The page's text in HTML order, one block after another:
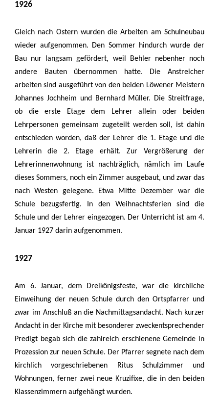
1926
Gleich nach Ostern wurden die Arbeiten am Schulneubau
wieder aufgenommen. Den Sommer hindurch wurde der
Bau nur langsam gefördert, weil Behler nebenher noch
andere Bauten übernommen hatte. Die Anstreicher
arbeiten sind ausgeführt von den beiden Löwener Meistern
Johannes Jochheim und Bernhard Müller. Die Streitfrage,
ob die erste Etage dem Lehrer allein oder beiden
Lehrpersonen gemeinsam zugeteilt werden soll, ist dahin
entschieden worden, daß der Lehrer die 1. Etage und die
Lehrerin die 2. Etage erhält. Zur Vergrößerung der
Lehrerinnenwohnung ist nachträglich, nämlich im Laufe
dieses Sommers, noch ein Zimmer ausgebaut, und zwar das
nach Westen gelegene. Etwa Mitte Dezember war die
Schule bezugsfertig. In den Weihnachtsferien sind die
Schule und der Lehrer eingezogen. Der Unterricht ist am 4.
Januar 1927 darin aufgenommen.
1927
Am 6. Januar, dem Dreikönigsfeste, war die kirchliche
Einweihung der neuen Schule durch den Ortspfarrer und
zwar im Anschluß an die Nachmittagsandacht. Nach kurzer
Andacht in der Kirche mit besonderer zweckentsprechender
Predigt begab sich die zahlreich erschienene Gemeinde in
Prozession zur neuen Schule. Der Pfarrer segnete nach dem
kirchlich vorgeschriebenen Ritus Schulzimmer und
Wohnungen, ferner zwei neue Kruzifixe, die in den beiden
Klassenzimmern aufgehängt wurden.